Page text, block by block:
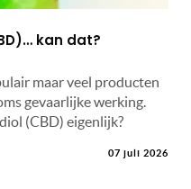
kan dat?
maar veel producten
gevaarlijke werking.
(CBD) eigenlijk?
07 juli 2026